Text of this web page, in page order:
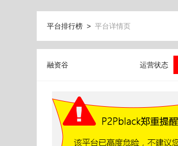
平台排行榜 > 平台详情页
融资谷 运营状态